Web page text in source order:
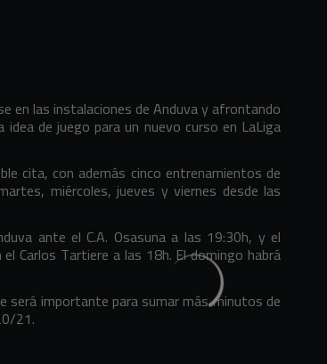
en las instalaciones de Anduva y afrontando
de juego para un nuevo curso en LaLiga
cita, con además cinco entrenamientos de
miércoles, jueves y viernes desde las
ante el C.A. Osasuna a las 19:30h, y el
Carlos Tartiere a las 18h. El domingo habrá
será importante para sumar más minutos de
21.